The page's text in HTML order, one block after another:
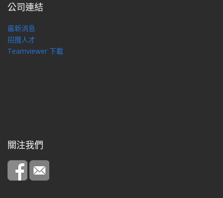
公司連結
最新消息
招攬人才
Teamviewer 下載
關注我們